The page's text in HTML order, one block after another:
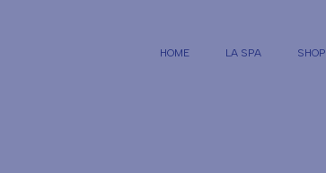
HOME LA SPA SHOP